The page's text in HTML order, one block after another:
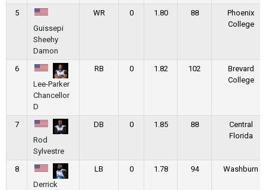
5
Guissepi
Sheehy
Damon
WR 0 1.80 88
Phoenix
College
6
Lee-Parker
Chancellor
D
RB 0 1.82 102
Brevard
College
7
Rod
Sylvestre
DB 0 1.85 88
Central
Florida
8
Derrick
LB 0 1.78 94 Washburn